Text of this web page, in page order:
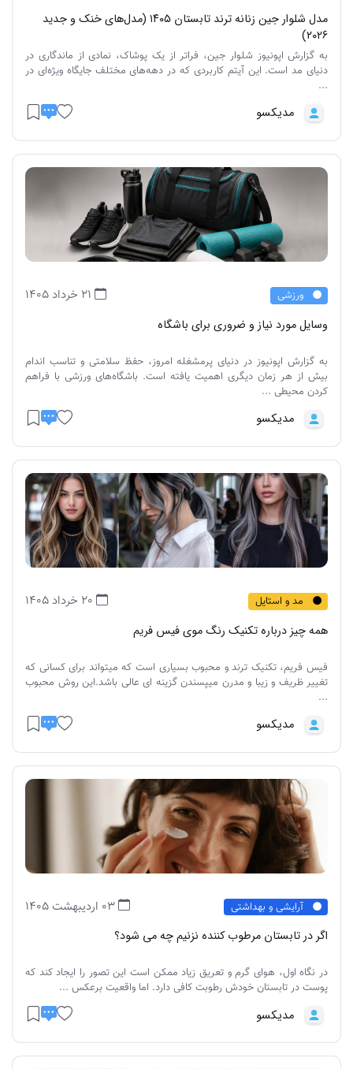
مدل شلوار جین زنانه ترند تابستان ۱۴۰۵ (مدل‌های خنک و جدید
۲۰۲۶)
به گزارش اپونیوز شلوار جین، فراتر از یک پوشاک، نمادی از ماندگاری در
دنیای مد است. این آیتم کاربردی که در دهه‌های مختلف جایگاه ویژه‌ای در
...
مدیکسو
ورزشی
وسایل مورد نیاز و ضروری برای باشگاه
به گزارش اپونیوز در دنیای پرمشغله امروز، حفظ سلامتی و تناسب اندام
بیش از هر زمان دیگری اهمیت یافته است. باشگاه‌های ورزشی با فراهم
کردن محیطی ...
مدیکسو
مد و استایل
همه چیز درباره تکنیک رنگ موی فیس فریم
فیس فریم، تکنیک ترند و محبوب بسیاری است که میتواند برای کسانی که
تغییر ظریف و زیبا و مدرن میپسندن گزینه ای عالی باشد.این روش محبوب
...
مدیکسو
آرایشی و بهداشتی
اگر در تابستان مرطوب کننده نزنیم چه می شود؟
در نگاه اول، هوای گرم و تعریق زیاد ممکن است این تصور را ایجاد کند که
پوست در تابستان خودش رطوبت کافی دارد. اما واقعیت برعکس ...
مدیکسو